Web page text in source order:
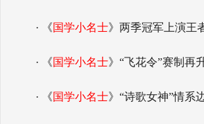
· 《国学小名士》两季冠军上演王
· 《国学小名士》“飞花令”赛制再
· 《国学小名士》“诗歌女神”情系